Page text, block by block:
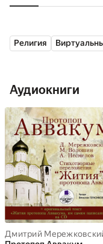
Религия
Аудиокниги
Дмитрий